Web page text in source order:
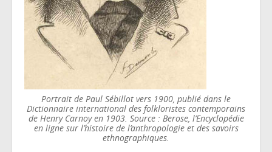
Portrait de Paul Sébillot vers 1900, publié dans le
Dictionnaire international des folkloristes contemporains
de Henry Carnoy en 1903. Source : Berose, l’Encyclopédie
en ligne sur l’histoire de l’anthropologie et des savoirs
ethnographiques.